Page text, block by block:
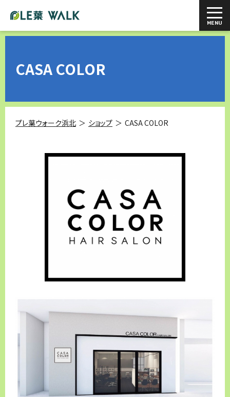
CASA COLOR
プレ葉ウォーク浜北 ショップ CASA COLOR